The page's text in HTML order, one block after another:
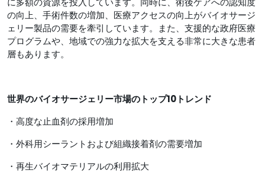
の向上、手術件数の増加、医療アクセスの向上がバイオサージ
ェリー製品の需要を牽引しています。また、支援的な政府医療
プログラムや、地域での強力な拡大を支える非常に大きな患者
層もあります。
世界のバイオサージェリー市場の トップ10トレンド
・高度な止血剤の採用増加
・外科用シーラントおよび組織接着剤の需要増加
・再生バイオマテリアルの利用拡大